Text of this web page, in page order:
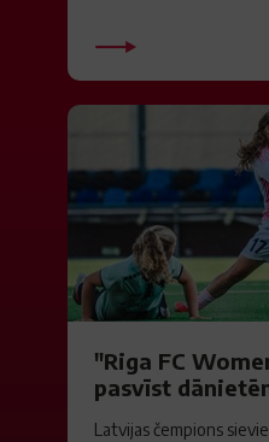
"Riga FC
pasvīst
Latvijas čempions